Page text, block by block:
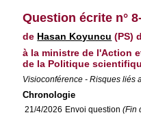
Question écrite n°
de Hasan Koyuncu (PS)
à la ministre de l'Action
de la Politique
Visioconférence - Risques liés
Chronologie
21/4/2026 Envoi question(Fin